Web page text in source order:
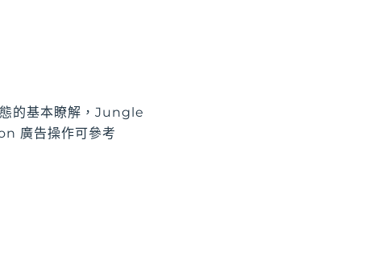
的基本瞭解，Jungle
廣告操作可參考